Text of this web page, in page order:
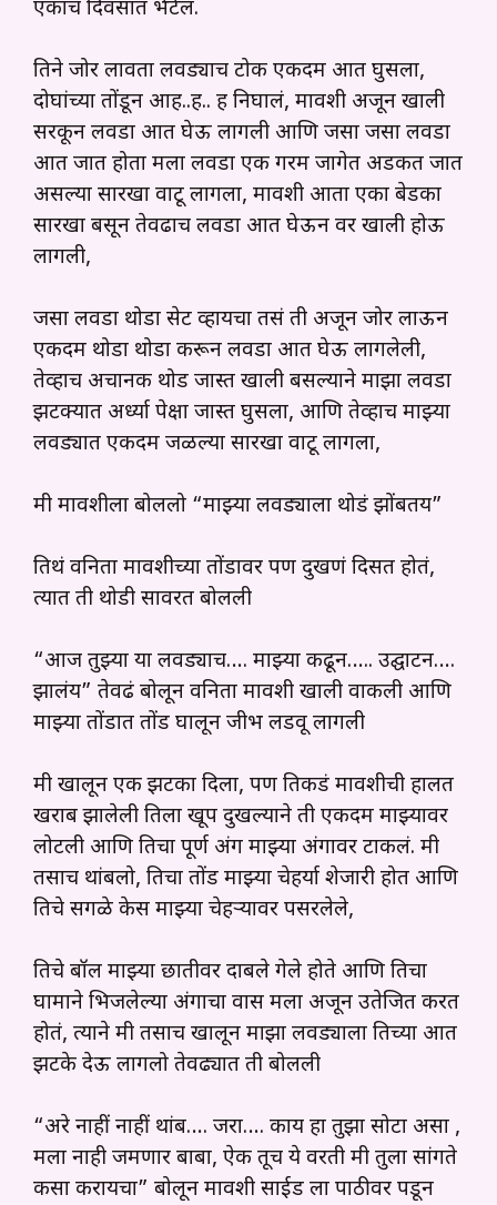
एकाच दिवसात भेटेल.
तिने जोर लावता लवड्याच टोक एकदम आत घुसला,
दोघांच्या तोंडून आह..ह.. ह निघालं, मावशी अजून खाली
सरकून लवडा आत घेऊ लागली आणि जसा जसा लवडा
आत जात होता मला लवडा एक गरम जागेत अडकत जात
असल्या सारखा वाटू लागला, मावशी आता एका बेडका
सारखा बसून तेवढाच लवडा आत घेऊन वर खाली होऊ
लागली,
जसा लवडा थोडा सेट व्हायचा तसं ती अजून जोर लाऊन
एकदम थोडा थोडा करून लवडा आत घेऊ लागलेली,
तेव्हाच अचानक थोड जास्त खाली बसल्याने माझा लवडा
झटक्यात अर्ध्या पेक्षा जास्त घुसला, आणि तेव्हाच माझ्या
लवड्यात एकदम जळल्या सारखा वाटू लागला,
मी मावशीला बोललो “माझ्या लवड्याला थोडं झोंबतय”
तिथं वनिता मावशीच्या तोंडावर पण दुखणं दिसत होतं,
त्यात ती थोडी सावरत बोलली
“आज तुझ्या या लवड्याच…. माझ्या कढून….. उद्घाटन….
झालंय” तेवढं बोलून वनिता मावशी खाली वाकली आणि
माझ्या तोंडात तोंड घालून जीभ लडवू लागली
मी खालून एक झटका दिला, पण तिकडं मावशीची हालत
खराब झालेली तिला खूप दुखल्याने ती एकदम माझ्यावर
लोटली आणि तिचा पूर्ण अंग माझ्या अंगावर टाकलं. मी
तसाच थांबलो, तिचा तोंड माझ्या चेहर्या शेजारी होत आणि
तिचे सगळे केस माझ्या चेहऱ्यावर पसरलेले,
तिचे बॉल माझ्या छातीवर दाबले गेले होते आणि तिचा
घामाने भिजलेल्या अंगाचा वास मला अजून उतेजित करत
होतं, त्याने मी तसाच खालून माझा लवड्याला तिच्या आत
झटके देऊ लागलो तेवढ्यात ती बोलली
“अरे नाहीं नाहीं थांब…. जरा…. काय हा तुझा सोटा असा ,
मला नाही जमणार बाबा, ऐक तूच ये वरती मी तुला सांगते
कसा करायचा” बोलून मावशी साईड ला पाठीवर पडून